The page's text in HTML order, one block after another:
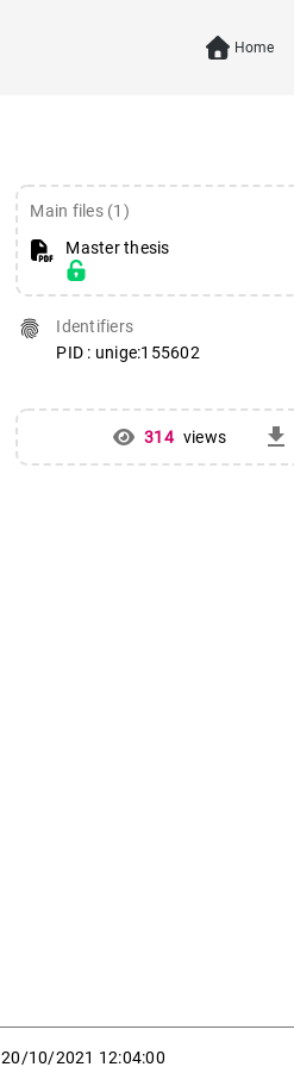
Home
Main files (1)
Master thesis
fingerprint
Identifiers
PID : unige:155602
314 views get_app
20/10/2021 12:04:00